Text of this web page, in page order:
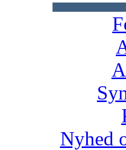
Nyhed